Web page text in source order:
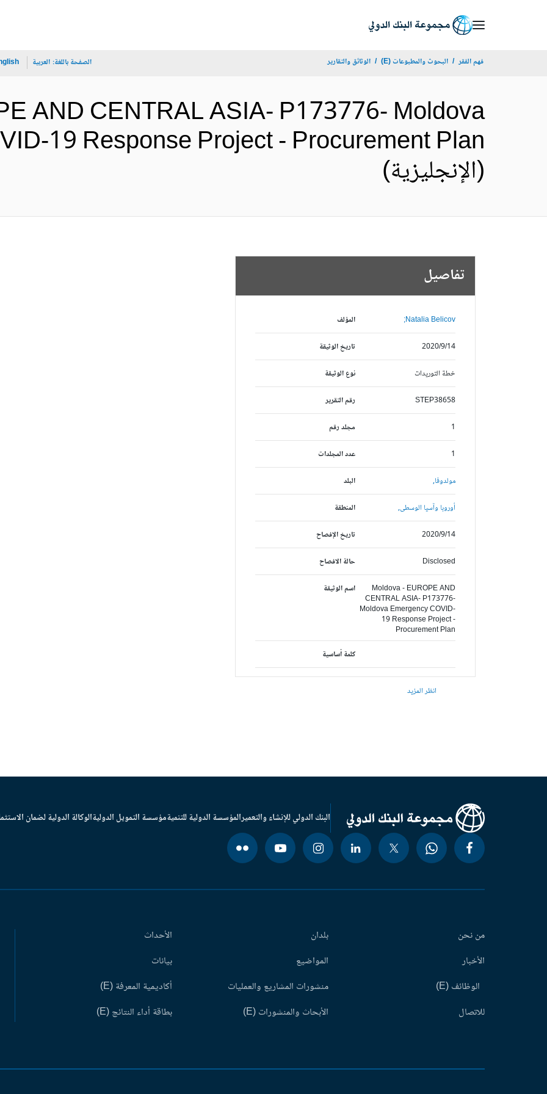
فهم الفقر البحوث والمطبوعات (E) الوثائق والتقارير الصفحة باللغة: العربية
AND CENTRAL ASIA- P173776- Moldova
19 Response Project - Procurement Plan
(الإنجليزية)
تفاصيل
المؤلف Natalia Belicov;
تاريخ الوثيقة 2020/9/14
نوع الوثيقة خطة التوريدات
رقم التقرير STEP38658
مجلد رقم 1
عدد المجلدات 1
البلد مولدوفا,
المنطقة أوروبا وآسيا الوسطى,
تاريخ الإفصاح 2020/9/14
حالة الافصاح Disclosed
اسم الوثيقة
Moldova - EUROPE AND
CENTRAL ASIA- P173776-
Moldova Emergency COVID-
19 Response Project -
Procurement Plan
كلمة أساسية
انظر المزيد
البنك الدولي للإنشاء والتعميرالمؤسسة الدولية للتنميةمؤسسة التمويل الدوليةالوكالة الدولية لضمان
من نحن
الأخبار
الوظائف (E)
للاتصال
بلدان
المواضيع
منشورات المشاريع والعمليات
الأبحاث والمنشورات (E)
الأحداث
بيانات
أكاديمية المعرفة (E)
بطاقة أداء النتائج (E)